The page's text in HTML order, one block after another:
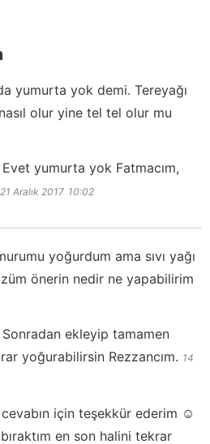
yumurta yok demi. Tereyağı
olur yine tel tel olur mu
Evet yumurta yok Fatmacım,
21 Aralık 2017 10:02
yoğurdum ama sıvı yağı
önerin nedir ne yapabilirim
Sonradan ekleyip tamamen
yoğurabilirsin Rezzancım. 14
cevabın için teşekkür ederim ☺️
en son halini tekrar